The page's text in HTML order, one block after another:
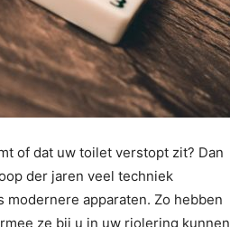
of dat uw toilet verstopt zit? Dan
der jaren veel techniek
apparaten. Zo hebben
ze bij u in uw riolering kunnen